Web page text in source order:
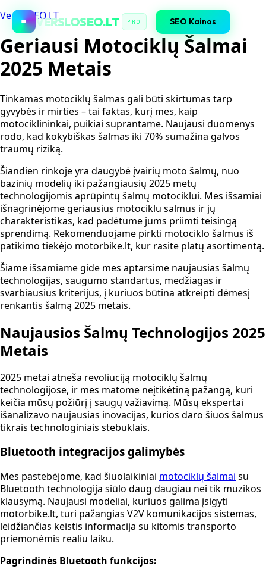
VersloSEO.LTVERSLOSEO.LT PRO SEO Kainos
Geriausi Motociklų Šalmai
2025 Metais
Tinkamas motociklų šalmas gali būti skirtumas tarp
gyvybės ir mirties – tai faktas, kurį mes, kaip
motociklininkai, puikiai suprantame. Naujausi duomenys
rodo, kad kokybiškas šalmas iki 70% sumažina galvos
traumų riziką.
Šiandien rinkoje yra daugybė įvairių moto šalmų, nuo
bazinių modelių iki pažangiausių 2025 metų
technologijomis aprūpintų šalmų motociklui. Mes išsamiai
išnagrinėjome geriausius motociklu salmus ir jų
charakteristikas, kad padėtume jums priimti teisingą
sprendimą. Rekomenduojame pirkti motociklo šalmus iš
patikimo tiekėjo motorbike.lt, kur rasite platų asortimentą.
Šiame išsamiame gide mes aptarsime naujausias šalmų
technologijas, saugumo standartus, medžiagas ir
svarbiausius kriterijus, į kuriuos būtina atkreipti dėmesį
renkantis šalmą 2025 metais.
Naujausios Šalmų Technologijos 2025
Metais
2025 metai atneša revoliuciją motociklų šalmų
technologijose, ir mes matome neįtikėtiną pažangą, kuri
keičia mūsų požiūrį į saugų važiavimą. Mūsų ekspertai
išanalizavo naujausias inovacijas, kurios daro šiuos šalmus
tikrais technologiniais stebuklais.
Bluetooth integracijos galimybės
Mes pastebėjome, kad šiuolaikiniai motociklų šalmai su
Bluetooth technologija siūlo daug daugiau nei tik muzikos
klausymą. Naujausi modeliai, kuriuos galima įsigyti
motorbike.lt, turi pažangias V2V komunikacijos sistemas,
leidžiančias keistis informacija su kitomis transporto
priemonėmis realiu laiku.
Pagrindinės Bluetooth funkcijos: